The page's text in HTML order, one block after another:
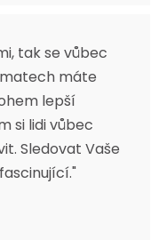
tak se vůbec
máte
lepší
si lidi vůbec
Sledovat Vaše